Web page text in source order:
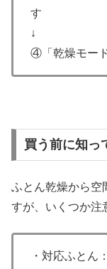
す
↓
④「乾燥モー
買う前に知っ
ふとん乾燥から空
すが、いくつか注
・対応ふとん